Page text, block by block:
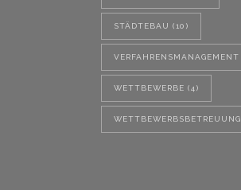
STÄDTEBAU (10)
VERFAHRENSMANAGEMENT
WETTBEWERBE (4)
WETTBEWERBSBETREUUNG